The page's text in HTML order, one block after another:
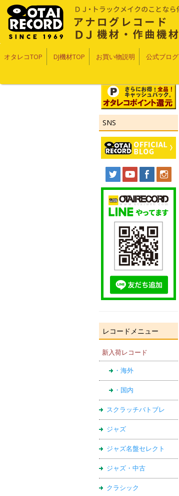
オタレコTOP DJ機材TOP お買い物説明 公式ブログ
SNS
レコードメニュー
新入荷レコード
・海外
・国内
スクラッチバトブレ
ジャズ
ジャズ名盤セレクト
ジャズ・中古
クラシック